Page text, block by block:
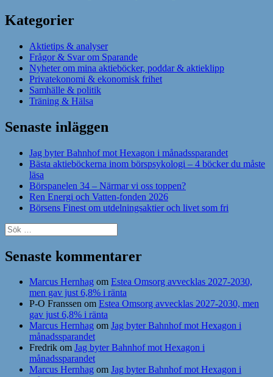
Kategorier
Aktietips & analyser
Frågor & Svar om Sparande
Nyheter om mina aktieböcker, poddar & aktieklipp
Privatekonomi & ekonomisk frihet
Samhälle & politik
Träning & Hälsa
Senaste inläggen
Jag byter Bahnhof mot Hexagon i månadssparandet
Bästa aktieböckerna inom börspsykologi – 4 böcker du måste
läsa
Börspanelen 34 – Närmar vi oss toppen?
Ren Energi och Vatten-fonden 2026
Börsens Finest om utdelningsaktier och livet som fri
Sök
efter:
Senaste kommentarer
Marcus Hernhag om Estea Omsorg avvecklas 2027-2030,
men gav just 6,8% i ränta
P-O Franssen om Estea Omsorg avvecklas 2027-2030, men
gav just 6,8% i ränta
Marcus Hernhag om Jag byter Bahnhof mot Hexagon i
månadssparandet
Fredrik om Jag byter Bahnhof mot Hexagon i
månadssparandet
Marcus Hernhag om Jag byter Bahnhof mot Hexagon i